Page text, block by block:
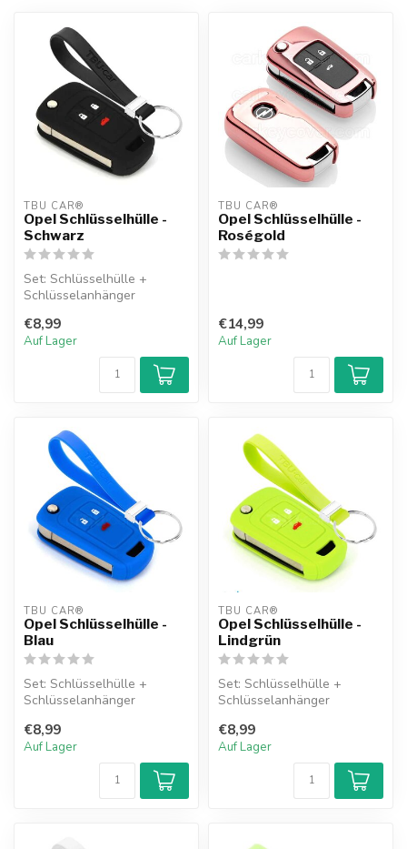
TBU CAR®
Opel Schlüsselhülle -
Schwarz
Set: Schlüsselhülle +
Schlüsselanhänger
€8,99
Auf Lager
TBU CAR®
Opel Schlüsselhülle -
Roségold
€14,99
Auf Lager
TBU CAR®
Opel Schlüsselhülle -
Blau
Set: Schlüsselhülle +
Schlüsselanhänger
€8,99
Auf Lager
TBU CAR®
Opel Schlüsselhülle -
Lindgrün
Set: Schlüsselhülle +
Schlüsselanhänger
€8,99
Auf Lager